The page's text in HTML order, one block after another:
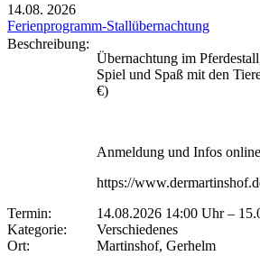
14.08. 2026
Ferienprogramm-Stallübernachtung
Beschreibung:
Übernachtung im
Spiel und Spaß mit den
€)
Anmeldung und Infos
https://
Termin:
14.08.2026 14:00 Uhr–
Kategorie:
Verschiedenes
Ort:
Martinshof, Gerhelm